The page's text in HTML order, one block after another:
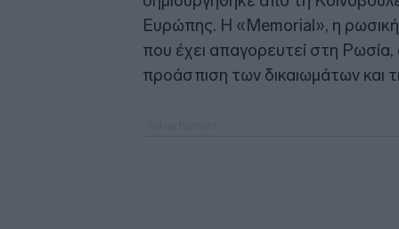
Ευρώπης. Η «Memorial», η
που έχει απαγορευτεί στη Ρωσία,
προάσπιση των δικαιωμάτων και